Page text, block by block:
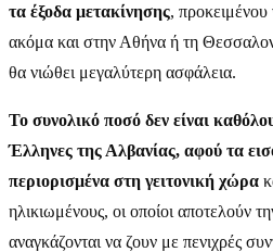
τα έξοδα μετακίνησης, προκειμένου
ακόμα και στην Αθήνα ή τη
θα νιώθει μεγαλύτερη ασφάλεια.
Το συνολικό ποσό δεν είναι
Έλληνες της Αλβανίας, αφού τα
περιορισμένα στη γειτονική χώρα
ηλικιωμένους, οι οποίοι αποτελούν
αναγκάζονται να ζουν με πενιχρές